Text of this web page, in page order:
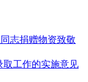
志捐赠物资致敬
取工作的实施意见